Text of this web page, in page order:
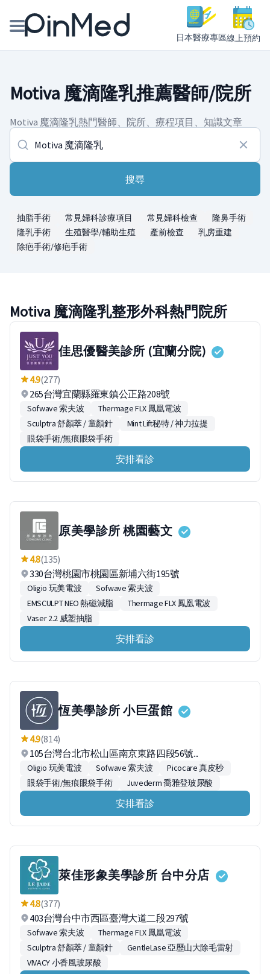
日本醫療專區線上預約
醫師專欄專訪
健康主題館
我是醫療人員
Motiva 魔滴隆乳推薦醫師/院所
Motiva 魔滴隆乳熱門醫師、院所、療程項目、知識文章
搜尋
抽脂手術 常見婦科診療項目 常見婦科檢查
隆鼻手術
隆乳手術
生殖醫學/輔助生殖 產前檢查
乳房重建
除疤手術/修疤手術
Motiva 魔滴隆乳整形外科熱門院所
佳思優醫美診所 (宜蘭分院)
4.9(277)
265台灣宜蘭縣羅東鎮公正路208號
Sofwave 索夫波
Thermage FLX 鳳凰電波
Sculptra 舒顏萃 / 童顏針
Mint Lift秘特 / 神力拉提
眼袋手術/無痕眼袋手術
安排看診
原美學診所 桃園藝文
4.8(135)
330台灣桃園市桃園區新埔六街195號
Oligio 玩美電波
Sofwave 索夫波
EMSCULPT NEO 熱磁減脂
Thermage FLX 鳳凰電波
Vaser 2.2 威塑抽脂
安排看診
恆美學診所 小巨蛋館
4.9(814)
105台灣台北市松山區南京東路四段56號...
Oligio 玩美電波 Sofwave 索夫波
Picocare 真皮秒
眼袋手術/無痕眼袋手術
Juvederm 喬雅登玻尿酸
安排看診
萊佳形象美學診所 台中分店
4.8(377)
403台灣台中市西區臺灣大道二段297號
Sofwave 索夫波
Thermage FLX 鳳凰電波
Sculptra 舒顏萃 / 童顏針
GentleLase 亞歷山大除毛雷射
VIVACY 小香風玻尿酸